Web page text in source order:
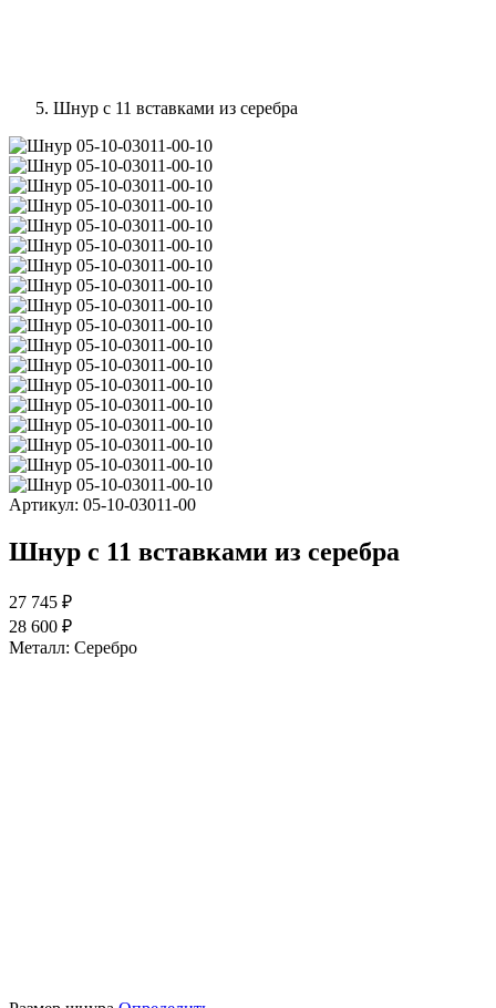
Шнур с 11 вставками из серебра
Артикул: 05-10-03011-00
Шнур с 11 вставками из серебра
27 745 ₽
28 600 ₽
Металл: Серебро